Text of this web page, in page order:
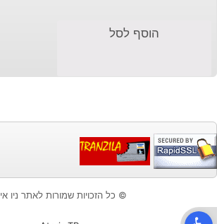
הוסף לסל
© כל הזכויות שמורות לאתר ניו
פתח סרגל נגישות